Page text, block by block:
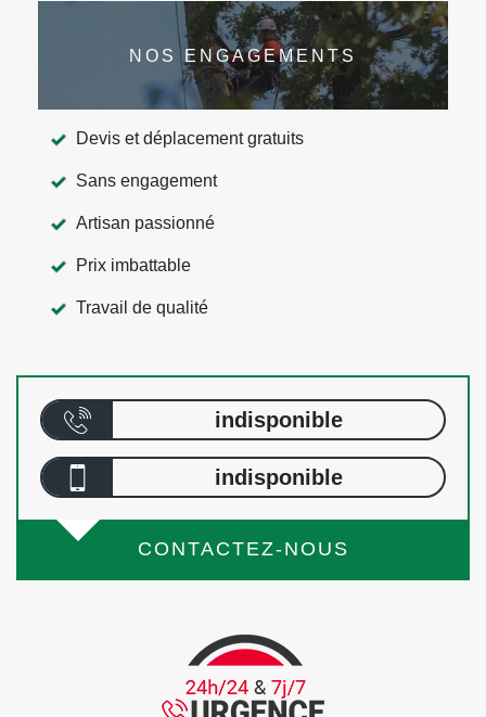
NOS ENGAGEMENTS
Devis et déplacement gratuits
Sans engagement
Artisan passionné
Prix imbattable
Travail de qualité
indisponible
indisponible
CONTACTEZ-NOUS